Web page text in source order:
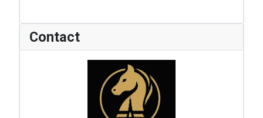
Contact